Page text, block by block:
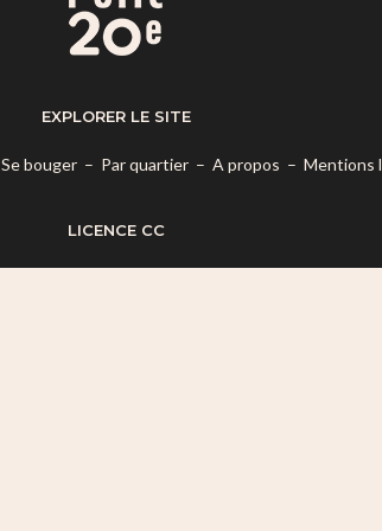
EXPLORER LE SITE
Se bouger– Par quartier– A propos – Mentions
LICENCE CC